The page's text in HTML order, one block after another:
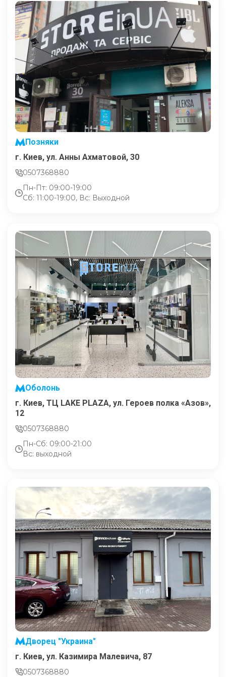
Позняки
г. Киев, ул. Анны Ахматовой, 30
0507368880
Пн-Пт: 09:00-19:00
Сб: 11:00-19:00, Вс: Выходной
Оболонь
г. Киев, ТЦ LAKE PLAZA, ул. Героев полка «Азов»,
12
0507368880
Пн-Сб: 09:00-21:00
Вс: выходной
Дворец "Украина"
г. Киев, ул. Казимира Малевича, 87
0507368880